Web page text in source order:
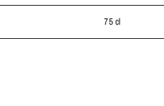
75 cl